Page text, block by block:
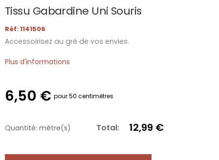
Tissu Gabardine Uni Souris
Réf: 1141506
Accessoirisez au gré de vos envies.
Plus d'informations
6,50 € pour 50 centimètres
Quantité: mètre(s) Total: 12,99 €